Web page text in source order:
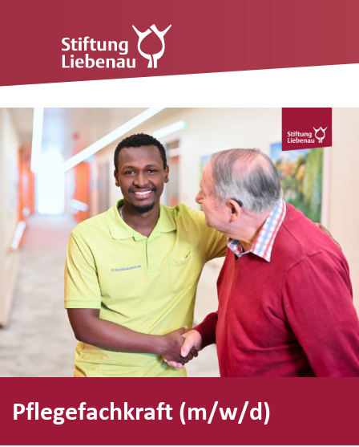
Pflegefachkraft (m/w/d)